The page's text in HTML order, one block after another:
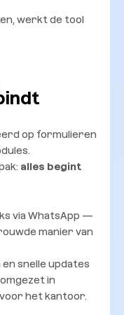
werkt de tool
op formulieren
alles begint
via WhatsApp —
manier van
snelle updates
in
het kantoor.